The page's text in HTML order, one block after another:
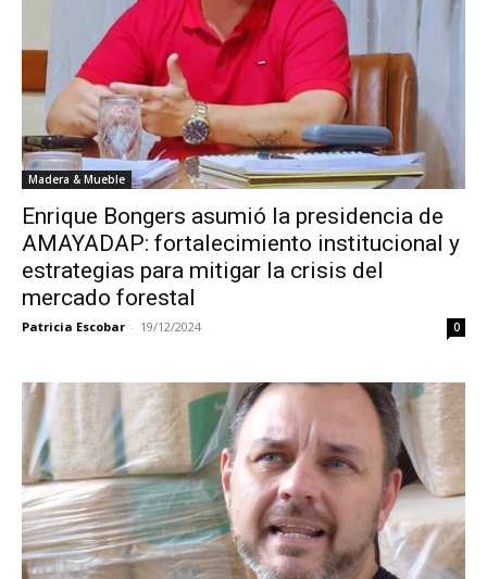
Madera & Mueble
Enrique Bongers asumió la presidencia de
AMAYADAP: fortalecimiento institucional y
estrategias para mitigar la crisis del
mercado forestal
Patricia Escobar - 19/12/2024 0